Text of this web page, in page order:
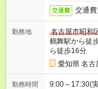
交通費 交通
勤務地
名古屋市昭和
鶴舞駅から徒
ら徒歩16分
愛知県 名古
勤務時間 9:00～17:30(